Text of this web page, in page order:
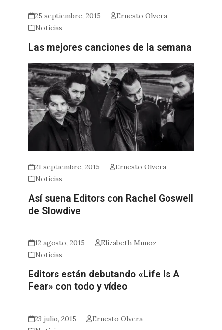
25 septiembre, 2015
Ernesto Olvera
Noticias
Las mejores canciones de la semana
21 septiembre, 2015
Ernesto Olvera
Noticias
Así suena Editors con Rachel Goswell
de Slowdive
12 agosto, 2015
Elizabeth Munoz
Noticias
Editors están debutando «Life Is A
Fear» con todo y vídeo
23 julio, 2015
Ernesto Olvera